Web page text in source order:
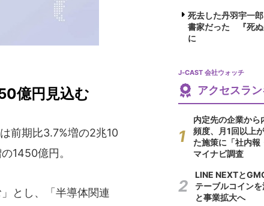
億円見込む
前期比3.7%増の2兆10
1450億円。
とし、「半導体関連
死去した丹羽宇一
書家だった 『死ぬ
に
J-CAST 会社ウォッチ
アクセスラ
内定先の企業から
頻度、月1回以上
た施策に「社内
マイナビ調査
LINE NEXTと
テーブルコイン
と事業拡大へ